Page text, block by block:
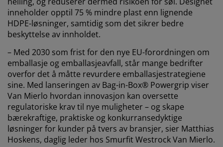
inneholder opptil 75 % mindre plast enn lignende
HDPE-løsninger, samtidig som det sikrer bedre
beskyttelse av innholdet.
– Med 2030 som frist for den nye EU-forordningen om
emballasje og emballasjeavfall, står mange bedrifter
overfor det å måtte revurdere emballasjestrategiene
sine. Med lanseringen av Bag-in-Box® Powergrip viser
Van Mierlo hvordan innovasjon kan oversette
regulatoriske krav til nye muligheter – og skape
bærekraftige, praktiske og konkurransedyktige
løsninger for kunder på tvers av bransjer, sier Matthias
Hoskens, daglig leder hos Smurfit Westrock Van Mierlo.